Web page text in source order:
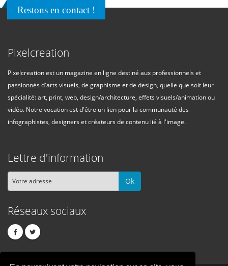
Restons en contact !
Pixelcreation
Pixelcreation est un magazine en ligne destiné aux professionnels et
passionnés d'arts visuels, de graphisme et de design, quelle que soit leur
spécialité: art, print, web, design/architecture, effets visuels/animation ou
vidéo. Notre vocation est d'être un lien pour la communauté des
infographistes, designers et créateurs de contenu lié à l'image.
Lettre d'information
Ok
Réseaux sociaux